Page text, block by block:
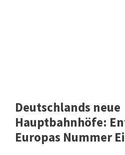
Deutschlands neue
Hauptbahnhöfe:
Europas Nummer